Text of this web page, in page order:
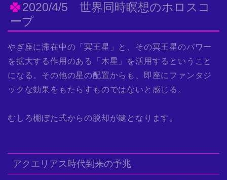
2020/4/5 世界同時瞑想のホロスコ
ープ
やぎ座に滞在中の「冥王星」と、その冥王星のパワー
を拡大する作用のある「木星」を活用するということ
になる。その他の星の配置からも、即座にファンタジ
ックな効果をもたらすものではないと感じる。
むしろ棚ぼた式からの脱却が鍵となります。
アクエリアス時代到来の予兆